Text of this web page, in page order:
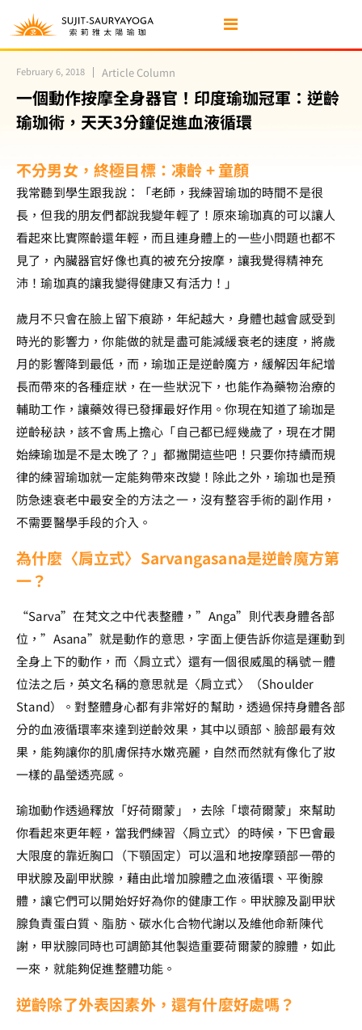
February 6, 2018 Article Column
一個動作按摩全身器官！印度瑜珈冠軍：逆齡
瑜珈術，天天3分鐘促進血液循環
不分男女，終極目標：凍齡 + 童顏
我常聽到學生跟我說：「老師，我練習瑜珈的時間不是很
長，但我的朋友們都說我變年輕了！原來瑜珈真的可以讓人
看起來比實際齡還年輕，而且連身體上的一些小問題也都不
見了，內臟器官好像也真的被充分按摩，讓我覺得精神充
沛！瑜珈真的讓我變得健康又有活力！」
歲月不只會在臉上留下痕跡，年紀越大，身體也越會感受到
時光的影響力，你能做的就是盡可能減緩衰老的速度，將歲
月的影響降到最低，而，瑜珈正是逆齡魔方，緩解因年紀增
長而帶來的各種症狀，在一些狀況下，也能作為藥物治療的
輔助工作，讓藥效得已發揮最好作用。你現在知道了瑜珈是
逆齡秘訣，該不會馬上擔心「自己都已經幾歲了，現在才開
始練瑜珈是不是太晚了？」都撇開這些吧！只要你持續而規
律的練習瑜珈就一定能夠帶來改變！除此之外，瑜珈也是預
防急速衰老中最安全的方法之一，沒有整容手術的副作用，
不需要醫學手段的介入。
為什麼〈肩立式〉Sarvangasana是逆齡魔方第
一？
“Sarva”在梵文之中代表整體，”Anga”則代表身體各部
位，”Asana”就是動作的意思，字面上便告訴你這是運動到
全身上下的動作，而〈肩立式〉還有一個很威風的稱號－體
位法之后，英文名稱的意思就是〈肩立式〉（Shoulder
Stand）。對整體身心都有非常好的幫助，透過保持身體各部
分的血液循環率來達到逆齡效果，其中以頭部、臉部最有效
果，能夠讓你的肌膚保持水嫩亮麗，自然而然就有像化了妝
一樣的晶瑩透亮感。
瑜珈動作透過釋放「好荷爾蒙」，去除「壞荷爾蒙」來幫助
你看起來更年輕，當我們練習〈肩立式〉的時候，下巴會最
大限度的靠近胸口（下顎固定）可以溫和地按摩頸部一帶的
甲狀腺及副甲狀腺，藉由此增加腺體之血液循環、平衡腺
體，讓它們可以開始好好為你的健康工作。甲狀腺及副甲狀
腺負責蛋白質、脂肪、碳水化合物代謝以及維他命新陳代
謝，甲狀腺同時也可調節其他製造重要荷爾蒙的腺體，如此
一來，就能夠促進整體功能。
逆齡除了外表因素外，還有什麼好處嗎？